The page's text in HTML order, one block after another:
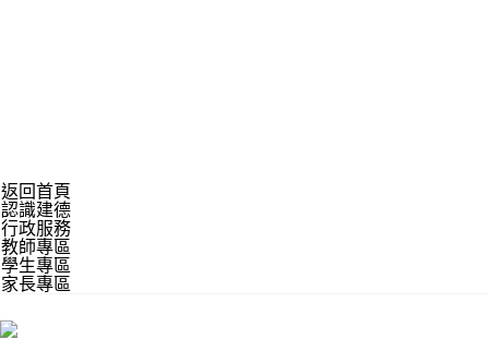
返回首頁
認識建德
行政服務
教師專區
學生專區
家長專區